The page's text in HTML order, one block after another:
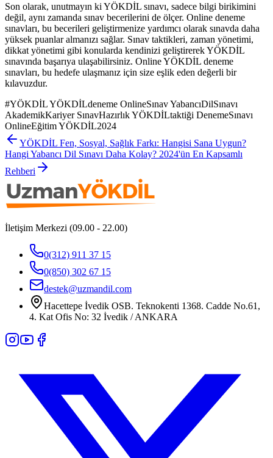
Son olarak, unutmayın ki YÖKDİL sınavı, sadece bilgi birikimini
değil, aynı zamanda sınav becerilerini de ölçer. Online deneme
sınavları, bu becerileri geliştirmenize yardımcı olarak sınavda daha
yüksek puanlar almanızı sağlar. Sınav taktikleri, zaman yönetimi,
dikkat yönetimi gibi konularda kendinizi geliştirerek YÖKDİL
sınavında başarıya ulaşabilirsiniz. Online YÖKDİL deneme
sınavları, bu hedefe ulaşmanız için size eşlik eden değerli bir
kılavuzdur.
#YÖKDİL YÖKDİLdeneme OnlineSınav YabancıDilSınavı
AkademikKariyer SınavHazırlık YÖKDİLtaktiği DenemeSınavı
OnlineEğitim YÖKDİL2024
YÖKDİL Fen, Sosyal, Sağlık Farkı: Hangisi Sana Uygun?
Hangi Yabancı Dil Sınavı Daha Kolay? 2024'ün En Kapsamlı
Rehberi
İletişim Merkezi (09.00 - 22.00)
0(312) 911 37 15
0(850) 302 67 15
destek@uzmandil.com
Hacettepe İvedik OSB. Teknokenti 1368. Cadde No.61,
4. Kat Ofis No: 32 İvedik / ANKARA